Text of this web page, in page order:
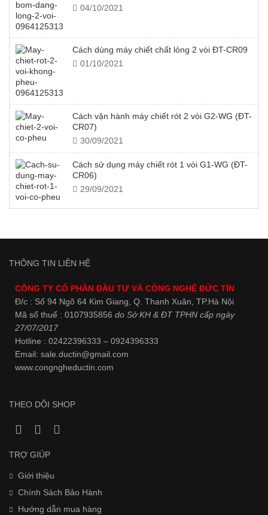
04/10/2021
Cách dùng máy chiết chất lỏng 2 vòi ĐT-CR09
01/10/2021
Cách vận hành máy chiết rót 2 vòi G2-WG (ĐT-
CR07)
30/09/2021
Cách sử dụng máy chiết rót 1 vòi G1-WG (ĐT-
CR06)
29/09/2021
THÔNG TIN LIÊN HỆ
CÔNG TY CỔ PHẦN ĐẦU TƯ VÀ CÔNG NGHỆ ĐỨC TÍN
Đ/c : Số 94 Ngõ 64 Kim Giang, Q. Thanh Xuân, TP.Hà Nội
Mã số thuế : 0107935856 do Sở KH & ĐT TPHN cấp ngày
27/07/2017
Hotline : 02422396333 – 0924396333
Email: sale.ductin@gmail.com
www.congngheductin.com
THEO DÕI SHOP
TRỢ GIÚP
Giới thiệu
Chính Sách Bảo Hành
Hướng dẫn mua hàng